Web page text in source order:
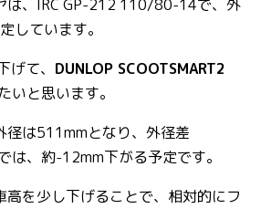
は、IRC GP-212 110/80-14で、外
しています。
て、 DUNLOP SCOOTSMART2
いと思います。
径は511mmとなり、外径差
は、約-12mm下がる予定です。
高を少し下げることで、相対的にフ